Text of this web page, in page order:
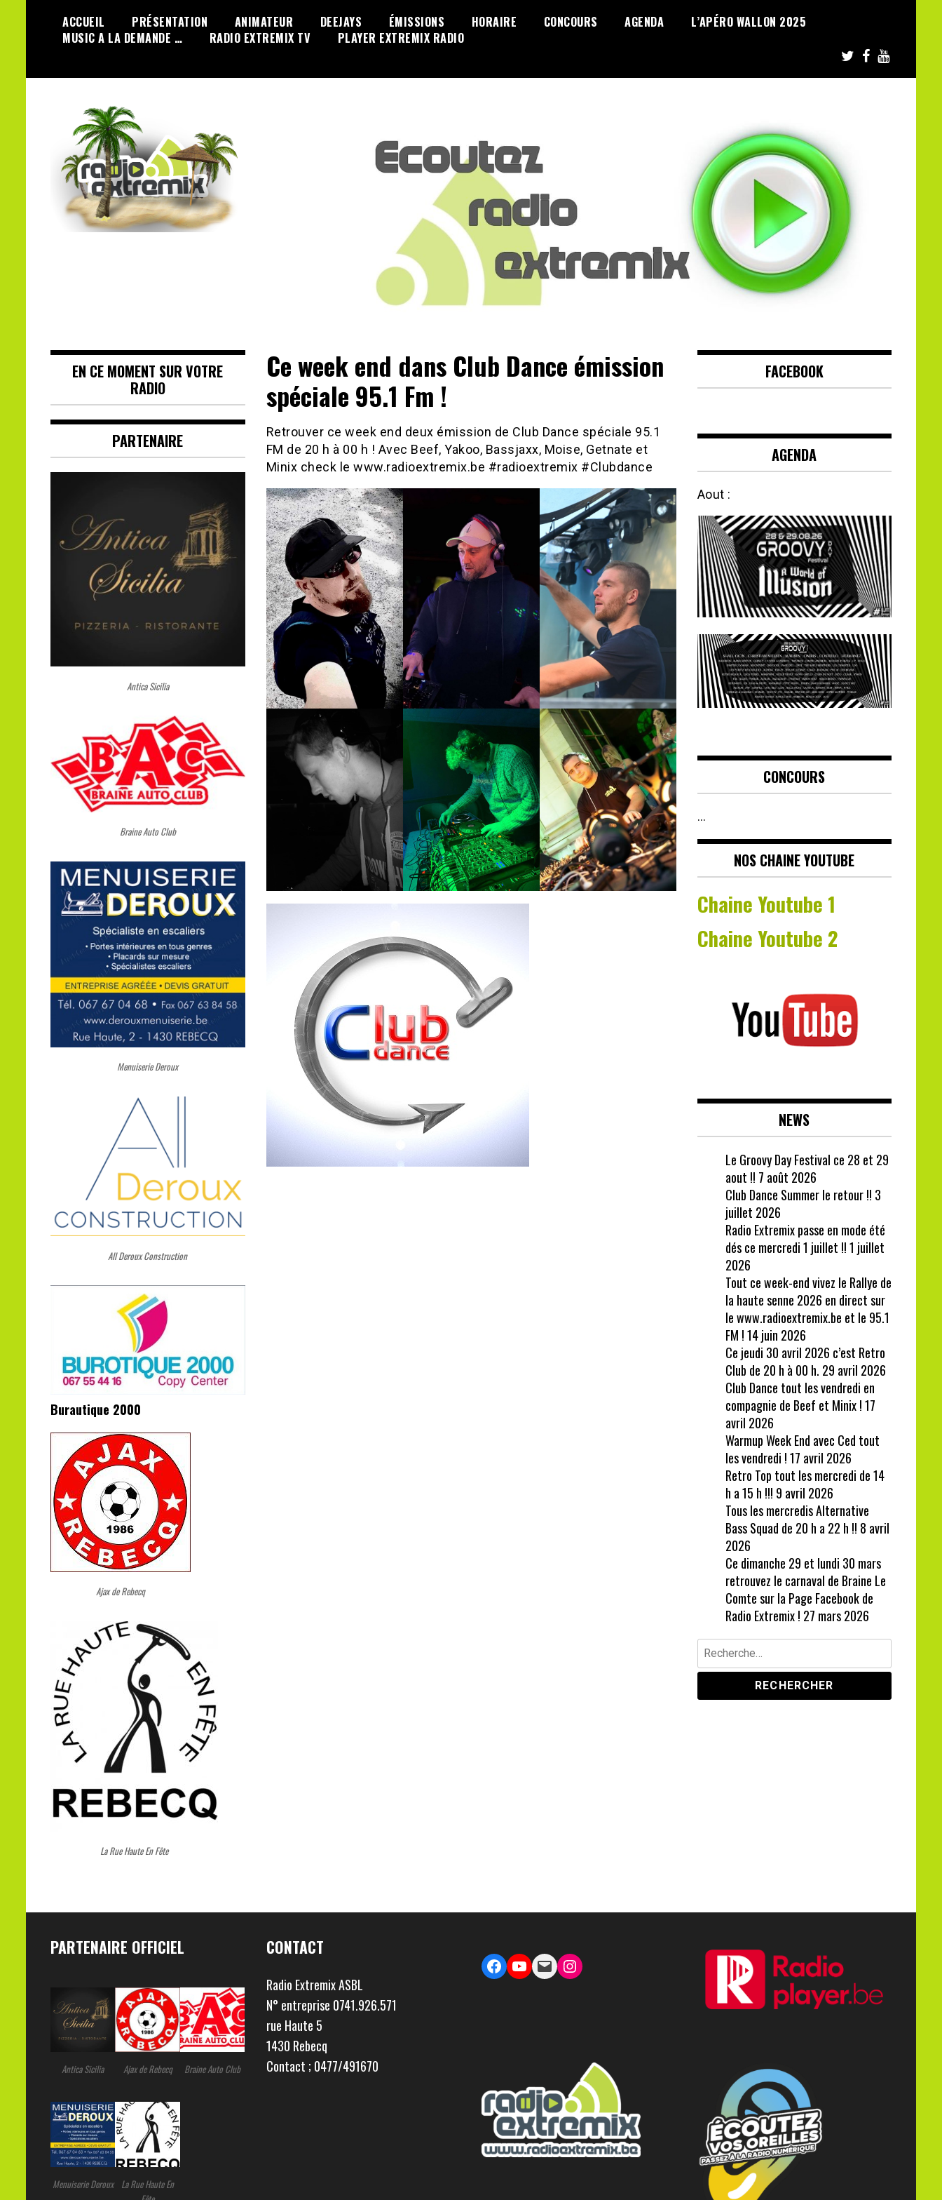
ACCUEIL PRÉSENTATION ANIMATEUR DEEJAYS ÉMISSIONS HORAIRE CONCOURS AGENDA
L’APÉRO WALLON 2025
MUSIC A LA DEMANDE …
RADIO EXTREMIX TV PLAYER EXTREMIX RADIO
Ce week end dans Club Dance émission
spéciale 95.1 Fm !
Retrouver ce week end deux émission de Club Dance spéciale 95.1
FM de 20 h à 00 h ! Avec Beef, Yakoo, Bassjaxx, Moise, Getnate et
Minix check le www.radioextremix.be #radioextremix #Clubdance
EN CE MOMENT SUR VOTRE
RADIO
PARTENAIRE
Antica Sicilia
Braine Auto Club
Menuiserie Deroux
All Deroux Construction
Burautique 2000
Ajax de Rebecq
La Rue Haute En Fête
FACEBOOK
AGENDA
Aout :
CONCOURS
…
NOS CHAINE YOUTUBE
Chaine Youtube 1
Chaine Youtube 2
NEWS
Le Groovy Day Festival ce 28 et 29
aout !! 7 août 2026
Club Dance Summer le retour !! 3
juillet 2026
Radio Extremix passe en mode été
dés ce mercredi 1 juillet !!1 juillet
2026
Tout ce week-end vivez le Rallye de
la haute senne 2026 en direct sur
le www.radioextremix.be et le 95.1
FM !14 juin 2026
Ce jeudi 30 avril 2026 c’est Retro
Club de 20 h à 00 h. 29 avril 2026
Club Dance tout les vendredi en
compagnie de Beef et Minix !17
avril 2026
Warmup Week End avec Ced tout
les vendredi !17 avril 2026
Retro Top tout les mercredi de 14
h a 15 h !!! 9 avril 2026
Tous les mercredis Alternative
Bass Squad de 20 h a 22 h !! 8 avril
2026
Ce dimanche 29 et lundi 30 mars
retrouvez le carnaval de Braine Le
Comte sur la Page Facebook de
Radio Extremix ! 27 mars 2026
Rechercher :
PARTENAIRE OFFICIEL
Antica Sicilia Ajax de Rebecq Braine Auto Club
Menuiserie Deroux
La Rue Haute En
CONTACT
Radio Extremix ASBL
N° entreprise 0741.926.571
rue Haute 5
1430 Rebecq
Contact ; 0477/491670
Facebook
YouTube
MailInstagram